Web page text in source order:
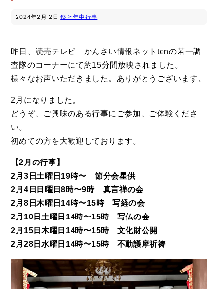
2024年2月 2日 祭と年中行事
昨日、読売テレビ かんさい情報ネットtenの若一調
査隊のコーナーにて約15分間放映されました。
様々なお声いただきました。ありがとうございます。
2月になりました。
どうぞ、ご興味のある行事にご参加、ご体験くださ
い。
初めての方を大歓迎しております。
【2月の行事】
2月3日土曜日19時〜 節分会星供
2月4日日曜日8時〜9時 真言禅の会
2月8日木曜日14時〜15時 写経の会
2月10日土曜日14時〜15時 写仏の会
2月15日木曜日14時〜15時 文化財公開
2月28日水曜日14時〜15時 不動護摩祈祷